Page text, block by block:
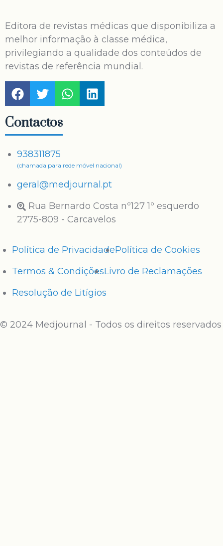
Editora de revistas médicas que disponibiliza a
melhor informação à classe médica,
privilegiando a qualidade dos conteúdos de
revistas de referência mundial.
Contactos
938311875
(chamada para rede móvel nacional)
geral@medjournal.pt
Rua Bernardo Costa nº127 1º esquerdo
2775-809 - Carcavelos
Política de PrivacidadePolítica de Cookies
Termos & CondiçõesLivro de Reclamações
Resolução de Litígios
© 2024 Medjournal - Todos os direitos reservados